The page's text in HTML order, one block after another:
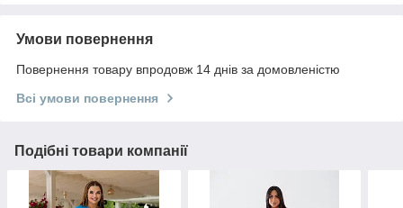
Умови повернення
Повернення товару впродовж 14 днів за домовленістю
Всі умови повернення
Подібні товари компанії